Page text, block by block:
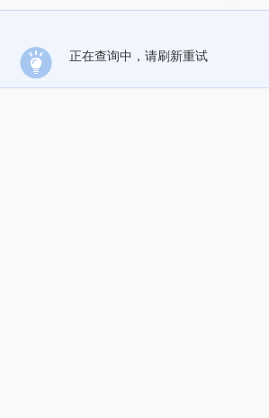
正在查询中，请刷新重试